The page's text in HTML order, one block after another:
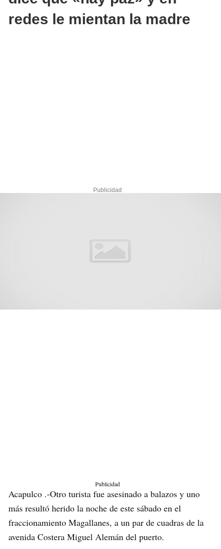
redes le mientan la madre
Publicidad
Publicidad
Acapulco .-Otro turista fue asesinado a balazos y uno
más resultó herido la noche de este sábado en el
fraccionamiento Magallanes, a un par de cuadras de la
avenida Costera Miguel Alemán del puerto.